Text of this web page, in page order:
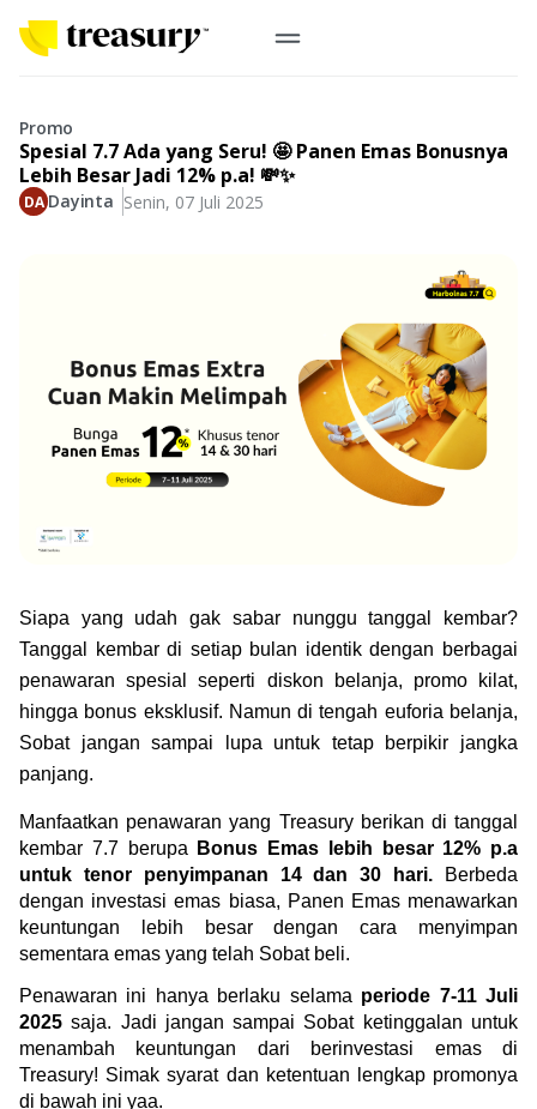
Emas Fisik
Koin Nusantara, Lunar & Custom
Perhiasan
From Story
Jual emas kamu ke Treasury
Perusahaan
Gold for Good
Berkontribusi pada hal yang benar-benar berarti
Green Gold
Profile
Tata Kelola
Indonesia
Promo
Spesial 7.7 Ada yang Seru! 🤩 Panen Emas Bonusnya
Lebih Besar Jadi 12% p.a! 💸✨
Dayinta Senin, 07 Juli 2025
Siapa yang udah gak sabar nunggu tanggal kembar?
Tanggal kembar di setiap bulan identik dengan berbagai
penawaran spesial seperti diskon belanja, promo kilat,
hingga bonus eksklusif. Namun di tengah euforia belanja,
Sobat jangan sampai lupa untuk tetap berpikir jangka
panjang.
Manfaatkan penawaran yang Treasury berikan di tanggal
kembar 7.7 berupa
Bonus Emas lebih besar 12% p.a
untuk tenor penyimpanan 14 dan 30 hari.
Berbeda
dengan investasi emas biasa, Panen Emas menawarkan
keuntungan lebih besar dengan cara menyimpan
sementara emas yang telah Sobat beli.
Penawaran ini hanya berlaku selama periode 7-11 Juli
2025 saja. Jadi jangan sampai Sobat ketinggalan untuk
menambah keuntungan dari berinvestasi emas di
Treasury! Simak syarat dan ketentuan lengkap promonya
di bawah ini yaa.